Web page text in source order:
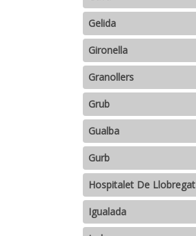
Gelida
Gironella
Granollers
Grub
Gualba
Gurb
Hospitalet De Llobregat
Igualada